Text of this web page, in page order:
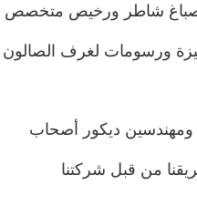
صباغ شاطر ورخيص متخصص
ورسومات لغرف الصالون
ديكور أصحاب
من قبل شركتنا